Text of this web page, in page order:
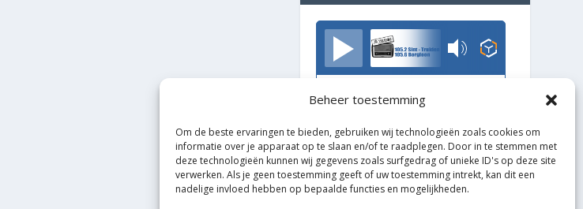
Beheer toestemming
Om de beste ervaringen te bieden, gebruiken wij technologieën zoals cookies om
informatie over je apparaat op te slaan en/of te raadplegen. Door in te stemmen met
deze technologieën kunnen wij gegevens zoals surfgedrag of unieke ID's op deze site
verwerken. Als je geen toestemming geeft of uw toestemming intrekt, kan dit een
nadelige invloed hebben op bepaalde functies en mogelijkheden.
TrudoFM